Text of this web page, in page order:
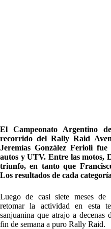
El Campeonato Argentino
recorrido del Rally Raid
Jeremías González Ferioli
autos y UTV. Entre las motos,
triunfo, en tanto que
Los resultados de cada
Luego de casi siete meses
retomar la actividad en esta
sanjuanina que atrajo a decenas
fin de semana a puro Rally Raid.